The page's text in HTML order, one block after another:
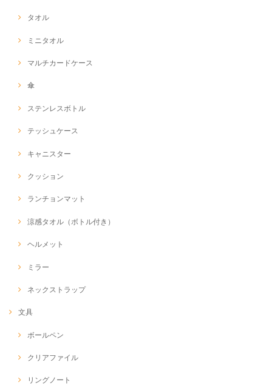
タオル
ミニタオル
マルチカードケース
傘
ステンレスボトル
テッシュケース
キャニスター
クッション
ランチョンマット
涼感タオル（ボトル付き）
ヘルメット
ミラー
ネックストラップ
文具
ボールペン
クリアファイル
リングノート